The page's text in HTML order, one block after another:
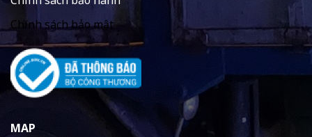
Chính sách bảo mật
MAP